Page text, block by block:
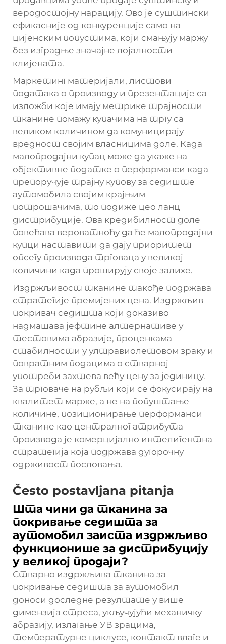
веродостојну нарацију. Ово је суштински
ефикасније од конкуренције само на
цијенским попустима, који смањују маржу
без изградње значајне лојалности
клијената.
Маркетинг материјали, листови
података о производу и презентације са
изложби које имају метрике трајности
тканине помажу купачима на тргу са
великом количином да комуницирају
вредност својим власницима доле. Када
малопродајни купац може да укаже на
објективне податке о перформанси када
препоручује трајну купову за седиште
аутомобила својим крајњим
потрошачима, то подиже цео ланц
дистрибуције. Ова кредибилност доле
повећава вероватноћу да ће малопродајни
купци наставити да дају приоритет
опсегу производа трговаца у великој
количини када проширују своје залихе.
Издржљивост тканине такође подржава
стратегије премијених цена. Издржљив
покривач седишта који доказиво
надмашава јефтине алтернативе у
тестовима абразије, проценкама
стабилности у ултравиолетовом зраку и
повратним подацима о стварној
употреби захтева већу цену за јединицу.
За трговаче на рубљи који се фокусирају на
квалитет марже, а не на попуштање
количине, позиционирање перформанси
тканине као централног атрибута
производа је комерцијално интелигентна
стратегија која подржава дугорочну
одрживост пословања.
Često postavljana pitanja
Шта чини да тканина за
покривање седишта за
аутомобил заиста издржљиво
функционише за дистрибуцију
у великој продаји?
Стварно издржљива тканина за
покривање седишта за аутомобил
доноси доследне резултате у више
димензија стреса, укључујући механичку
абразију, излагање УВ зрацима,
температурне циклусе, контакт влаге и